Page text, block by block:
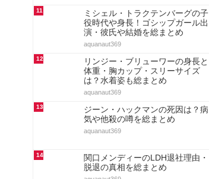
11
ミシェル・トラクテンバーグの子
役時代や身長！ゴシップガール出
演・彼氏や結婚を総まとめ
aquanaut369
12
リンジー・ブリューワーの身長と
体重・胸カップ・スリーサイズ
は？水着姿も総まとめ
aquanaut369
13
ジーン・ハックマンの死因は？病
気や他殺の噂を総まとめ
aquanaut369
14
関口メンディーのLDH退社理由・
脱退の真相を総まとめ